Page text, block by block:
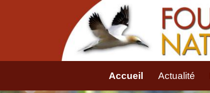
Accueil Actualité